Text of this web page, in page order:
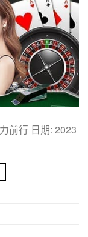
前行 日期: 2023